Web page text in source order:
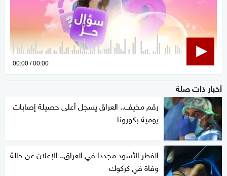
0
seconds
00:00 00:00
أخبار ذات صلة
رقم مخيف.. العراق يسجل أعلى حصيلة إصابات
يومية بكورونا
الفطر الأسود مجددا في العراق.. الإعلان عن حالة
وفاة في كركوك